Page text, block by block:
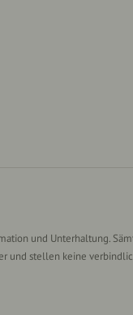
und Unterhaltung.
stellen keine